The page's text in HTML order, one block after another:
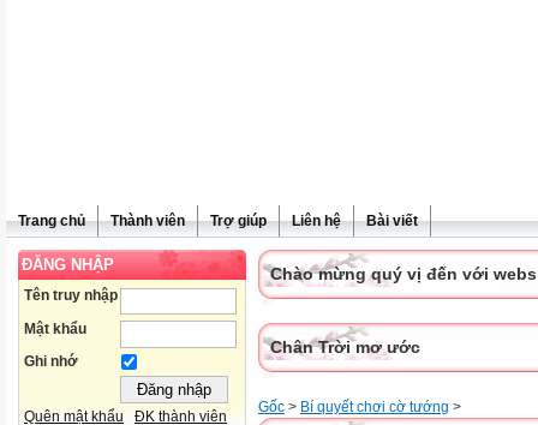
Trang chủ Thành viên Trợ giúp Liên hệ Bài viết
ĐĂNG NHẬP
Tên truy nhập
Mật khẩu
Ghi nhớ
Quên mật khẩu ĐK thành viên
Chào mừng quý vị đến với
Chân Trời mơ ước
Gốc > Bí quyết chơi cờ tướng >